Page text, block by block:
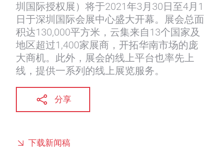
圳国际授权展）将于2021年3月30日至4月1
日于深圳国际会展中心盛大开幕。展会总面
积达130,000平方米，云集来自13个国家及
地区超过1,400家展商，开拓华南市场的庞
大商机。此外，展会的线上平台也率先上
线，提供一系列的线上展览服务。
分享
下载新闻稿